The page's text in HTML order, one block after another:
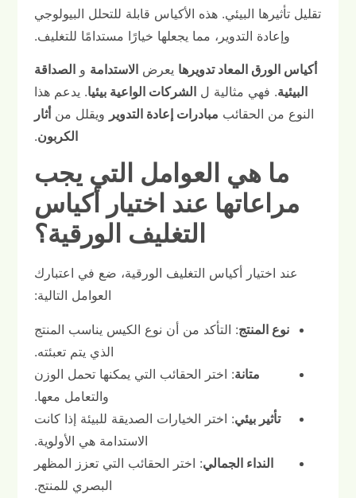
تقليل تأثيرها البيئي. هذه الأكياس قابلة للتحلل البيولوجي
وإعادة التدوير، مما يجعلها خيارًا مستدامًا للتغليف.
أكياس الورق المعاد تدويرها يعرض الاستدامة و الصداقة
البيئية. فهي مثالية ل الشركات الواعية بيئيا. يدعم هذا
النوع من الحقائب مبادرات إعادة التدوير ويقلل من أثار
الكربون.
ما هي العوامل التي يجب
مراعاتها عند اختيار أكياس
التغليف الورقية؟
عند اختيار أكياس التغليف الورقية، ضع في اعتبارك
العوامل التالية:
نوع المنتج: التأكد من أن نوع الكيس يناسب المنتج
الذي يتم تعبئته.
متانة: اختر الحقائب التي يمكنها تحمل الوزن
والتعامل معها.
تأثير بيئي: اختر الخيارات الصديقة للبيئة إذا كانت
الاستدامة هي الأولوية.
النداء الجمالي: اختر الحقائب التي تعزز المظهر
البصري للمنتج.